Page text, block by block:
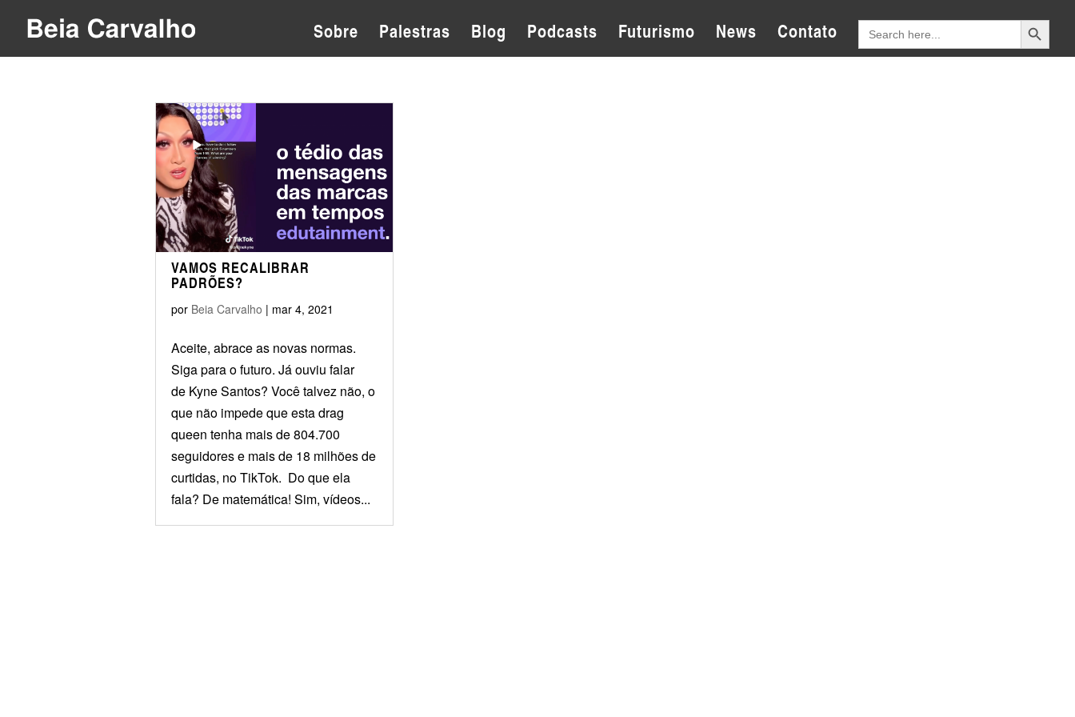
Sobre Palestras Blog Podcasts Futurismo News Contato Search
for:
Search Button
VAMOS RECALIBRAR
PADRÕES?
por Beia Carvalho | mar 4, 2021
Aceite, abrace as novas normas.
Siga para o futuro. Já ouviu falar
de Kyne Santos? Você talvez não, o
que não impede que esta drag
queen tenha mais de 804.700
seguidores e mais de 18 milhões de
curtidas, no TikTok. Do que ela
fala? De matemática! Sim, vídeos...